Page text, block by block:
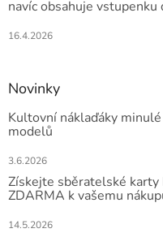
navíc obsahuje
16.4.2026
Novinky
Kultovní náklaďáky
modelů
3.6.2026
Získejte sběratelské
ZDARMA k vašemu
14.5.2026